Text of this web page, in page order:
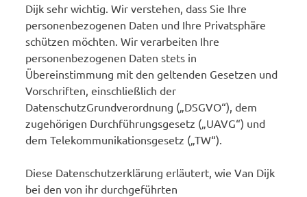
Dijk sehr wichtig. Wir verstehen, dass Sie Ihre
personenbezogenen Daten und Ihre Privatsphäre
schützen möchten. Wir verarbeiten Ihre
personenbezogenen Daten stets in
Übereinstimmung mit den geltenden Gesetzen und
Vorschriften, einschließlich der
DatenschutzGrundverordnung („DSGVO“), dem
zugehörigen Durchführungsgesetz („UAVG“) und
dem Telekommunikationsgesetz („TW“).
Diese Datenschutzerklärung erläutert, wie Van Dijk
bei den von ihr durchgeführten